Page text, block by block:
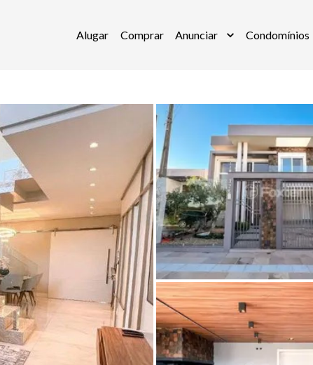
Alugar Comprar Anunciar Condomínios